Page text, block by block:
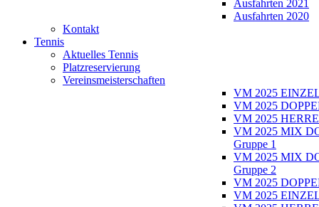
Ausfahrten 2021
Ausfahrten 2020
Kontakt
Tennis
Aktuelles Tennis
Platzreservierung
Vereinsmeisterschaften
VM 2025
VM 2025
VM 2025
VM 2025 MIX
Gruppe 1
VM 2025 MIX
Gruppe 2
VM 2025
VM 2025